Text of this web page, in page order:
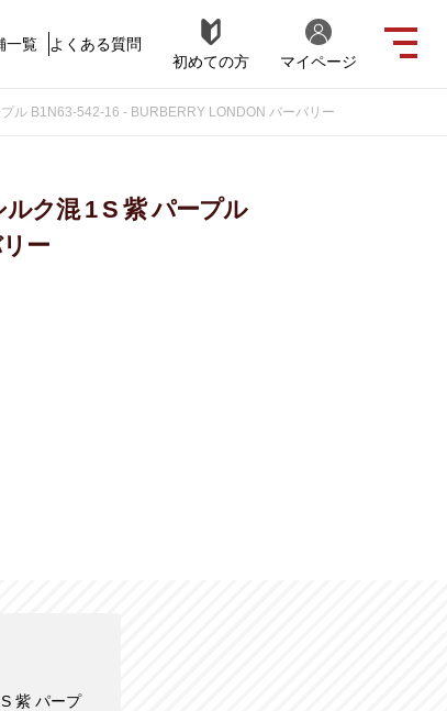
一覧
よくある質問
初めての方
マイページ
ル B1N63-542-16 - BURBERRY LONDON バーバリー
ク混 1 S 紫 パープル
ー
紫 パープ